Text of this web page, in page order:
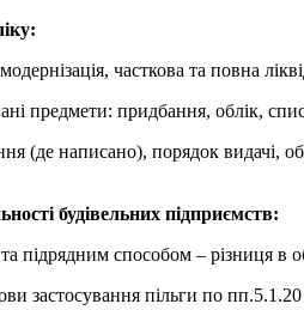
часткова та повна
предмети: придбання, облік,
(де написано), порядок видачі,
будівельних підприємств:
підрядним способом – різниця в
застосування пільги по